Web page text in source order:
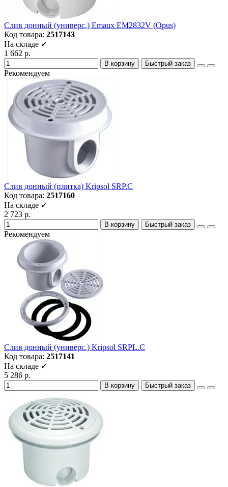
Слив донный (универс.) Emaux EM2832V (Opus)
Код товара: 2517143
На складе ✓
1 662 р.
В корзину Быстрый заказ
Рекомендуем
Слив донный (плитка) Kripsol SRP.C
Код товара: 2517160
На складе ✓
2 723 р.
В корзину Быстрый заказ
Рекомендуем
Слив донный (универс.) Kripsol SRPL.С
Код товара: 2517141
На складе ✓
5 286 р.
В корзину Быстрый заказ